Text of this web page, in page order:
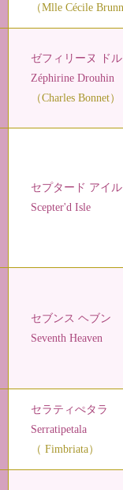
（Mlle Cécile
ゼフィリーヌ ドル
Zéphirine Drouhin
（Charles Bonnet）
セプタード アイル
Scepter'd Isle
セブンス ヘブン
Seventh Heaven
セラティぺタラ
Serratipetala
（ Fimbriata）